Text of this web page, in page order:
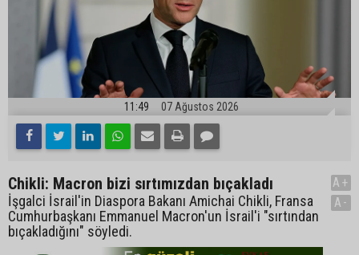
11:49 07 Ağustos 2026
Chikli: Macron bizi sırtımızdan bıçakladı
İşgalci İsrail'in Diaspora Bakanı Amichai Chikli, Fransa
Cumhurbaşkanı Emmanuel Macron'un İsrail'i "sırtından
bıçakladığını" söyledi.
A+
A-